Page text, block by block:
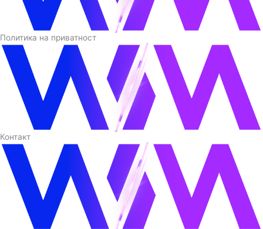
Политика на приватност
Контакт